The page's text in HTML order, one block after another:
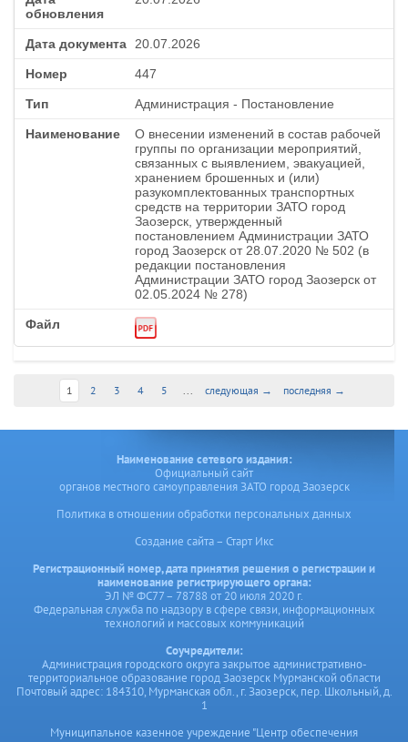
20.07.2026
447
Администрация - Постановление
О внесении изменений в состав рабочей
группы по организации мероприятий,
связанных с выявлением, эвакуацией,
хранением брошенных и (или)
разукомплектованных транспортных
средств на территории ЗАТО город
Заозерск, утвержденный
постановлением Администрации ЗАТО
город Заозерск от 28.07.2020 № 502 (в
редакции постановления
Администрации ЗАТО город Заозерск от
02.05.2024 № 278)
1 2 3 4 5 ... следующая → последняя →
Наименование сетевого издания:
Официальный сайт
органов местного самоуправления ЗАТО город Заозерск
Политика в отношении обработки персональных данных
Создание сайта – Старт Икс
Регистрационный номер, дата принятия решения о регистрации и
наименование регистрирующего органа:
ЭЛ № ФС77 – 78788 от 20 июля 2020 г.
Федеральная служба по надзору в сфере связи, информационных
технологий и массовых коммуникаций
Соучредители:
Администрация городского округа закрытое административно-
территориальное образование город Заозерск Мурманской области
Почтовый адрес: 184310, Мурманская обл., г. Заозерск, пер. Школьный, д.
1
Муниципальное казенное учреждение "Центр обеспечения